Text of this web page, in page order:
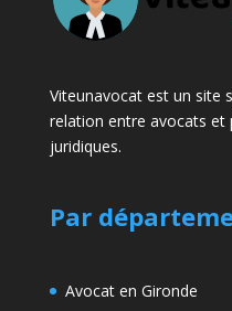
Viteunavocat est un site
relation entre avocats et
juridiques.
Par
Avocat en Gironde